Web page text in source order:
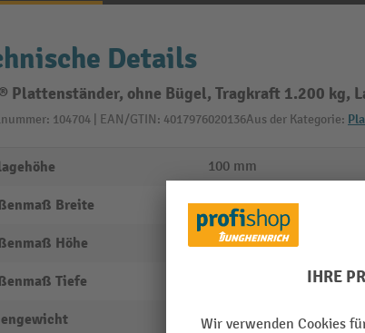
Details
Plattenständer, ohne Bügel, Tragkraft 1.200 kg,
104704 | EAN/GTIN: 4017976020136Aus der Kategorie:
100 mm
Breite 1365 mm
Höhe 100 mm
Tiefe
45 kg